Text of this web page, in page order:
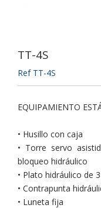
TT-4S
Ref TT-4S
EQUIPAMIENTO
• Husillo con caja
• Torre servo
bloqueo hidráulico
• Plato hidráulico de
• Contrapunta
• Luneta fija